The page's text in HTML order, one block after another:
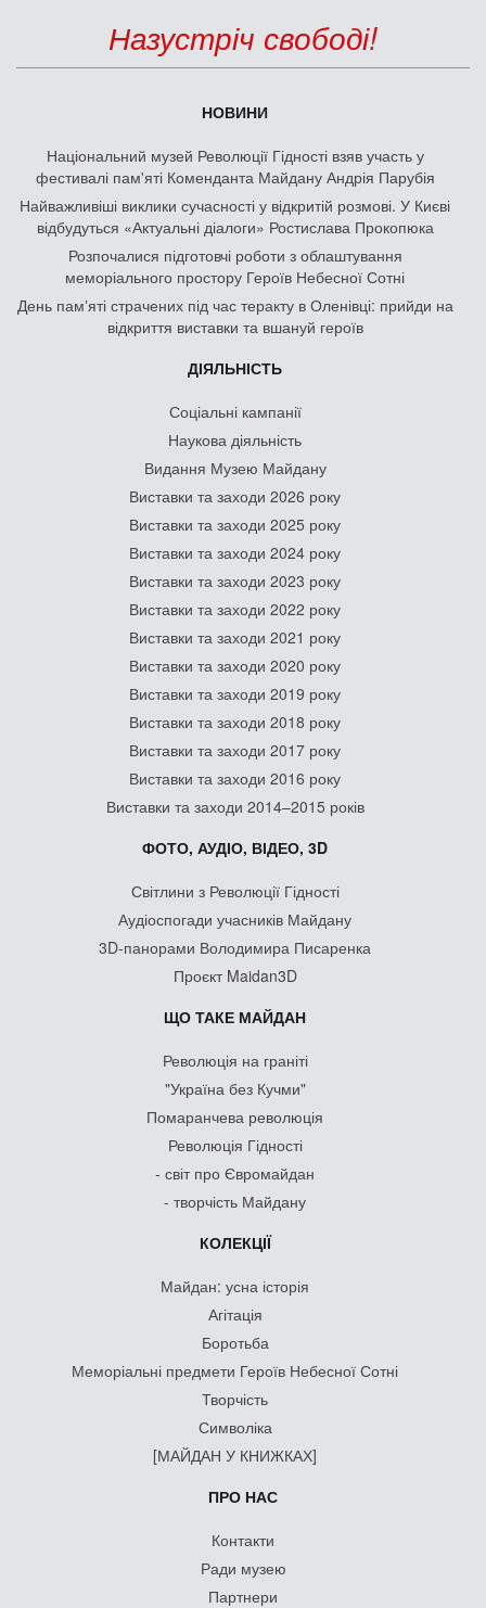
Назустріч свободі!
НОВИНИ
Національний музей Революції Гідності взяв участь у
фестивалі пам'яті Коменданта Майдану Андрія Парубія
Найважливіші виклики сучасності у відкритій розмові. У Києві
відбудуться «Актуальні діалоги» Ростислава Прокопюка
Розпочалися підготовчі роботи з облаштування
меморіального простору Героїв Небесної Сотні
День памʼяті страчених під час теракту в Оленівці: прийди на
відкриття виставки та вшануй героїв
ДІЯЛЬНІСТЬ
Соціальні кампанії
Наукова діяльність
Видання Музею Майдану
Виставки та заходи 2026 року
Виставки та заходи 2025 року
Виставки та заходи 2024 року
Виставки та заходи 2023 року
Виставки та заходи 2022 року
Виставки та заходи 2021 року
Виставки та заходи 2020 року
Виставки та заходи 2019 року
Виставки та заходи 2018 року
Виставки та заходи 2017 року
Виставки та заходи 2016 року
Виставки та заходи 2014–2015 років
ФОТО, АУДІО, ВІДЕО, 3D
Світлини з Революції Гідності
Аудіоспогади учасників Майдану
3D-панорами Володимира Писаренка
Проєкт Maidan3D
ЩО ТАКЕ МАЙДАН
Революція на граніті
"Україна без Кучми"
Помаранчева революція
Революція Гідності
- світ про Євромайдан
- творчість Майдану
КОЛЕКЦІЇ
Майдан: усна історія
Агітація
Боротьба
Меморіальні предмети Героїв Небесної Сотні
Творчість
Символіка
[МАЙДАН У КНИЖКАХ]
ПРО НАС
Контакти
Ради музею
Партнери